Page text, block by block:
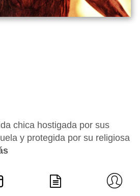
chica hostigada por sus
y protegida por su religiosa